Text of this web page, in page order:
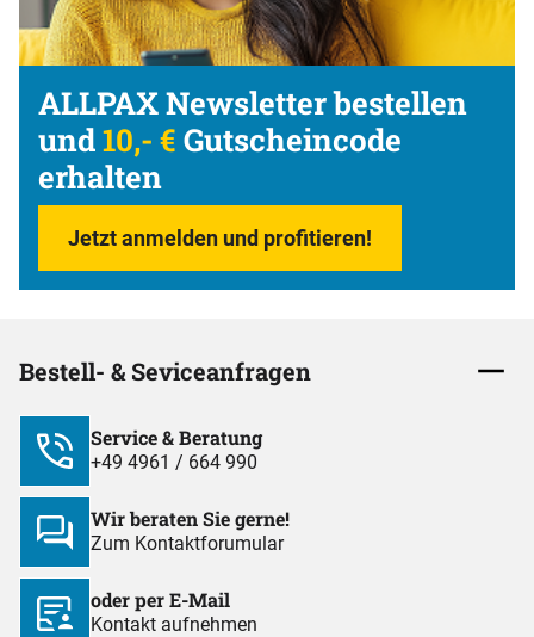
ALLPAX Newsletter bestellen
und10,- € Gutscheincode
erhalten
Jetzt anmelden und profitieren!
Bestell- & Seviceanfragen
Service & Beratung
+49 4961 / 664 990
Wir beraten Sie gerne!
Zum Kontaktforumular
oder per E-Mail
Kontakt aufnehmen